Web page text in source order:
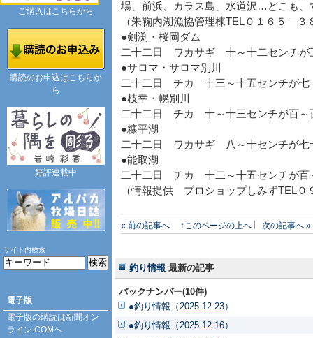
場、前浜、カラス島、水道沢…どこも、
（朱鞠内湖漁協管理棟TEL０１６５―
●剣渕・桜岡ダム
二十二日 ワカサギ 十～十二センチが
●サロマ・サロマ別川
二十二日 チカ 十三～十五センチが七
●枝幸・幌別川
二十二日 チカ 十～十三センチが百～
●糠平湖
二十二日 ワカサギ 八～十センチが七
●能取湖
二十二日 チカ 十二～十五センチが百
（情報提供 プロショップしみずTEL
« 前の記事へ ↑このページの上へ 次の記事へ »
釣り情報 最新の記事
バックナンバー(10件)
●釣り情報（2025.12.23）
●釣り情報（2025.12.16）
ご購入はこちらから
購読のお申込はこちらか
ら
好評連載中
サイト内検索
電子版
電子版の購読は新聞オン
ライン.COMへ